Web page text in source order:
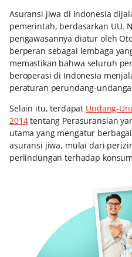
Asuransi jiwa di Indonesia
pemerintah, berdasarkan UU.
pengawasannya diatur oleh
berperan sebagai lembaga
memastikan bahwa seluruh
beroperasi di Indonesia
peraturan perundang-
Selain itu, terdapat Undang-
2014tentang Perasuransian
utama yang mengatur
asuransi jiwa, mulai dari
perlindungan terhadap